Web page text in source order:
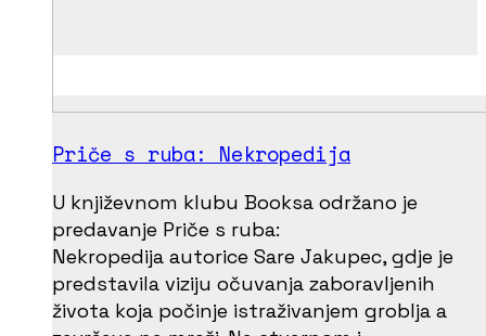
Priče s ruba: Nekropedija
U književnom klubu Booksa održano je
predavanje Priče s ruba:
Nekropedija autorice Sare Jakupec, gdje je
predstavila viziju očuvanja zaboravljenih
života koja počinje istraživanjem groblja a